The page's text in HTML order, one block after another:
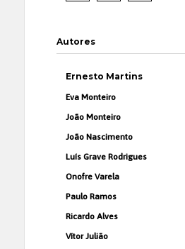
Autores
Ernesto Martins
Eva Monteiro
João Monteiro
João Nascimento
Luís Grave Rodrigues
Onofre Varela
Paulo Ramos
Ricardo Alves
Vítor Julião